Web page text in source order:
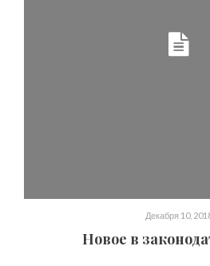
Декабря 10,
Новое в